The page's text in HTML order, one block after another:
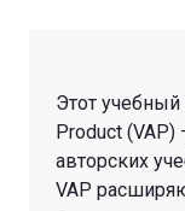
Этот учебный
Product
авторских
VAP